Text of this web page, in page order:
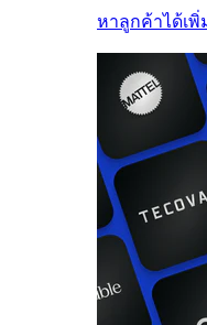
หาลูกค้าได้เ